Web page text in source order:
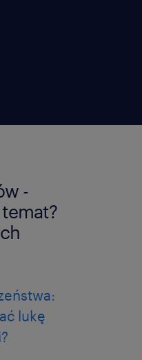
-
lukę